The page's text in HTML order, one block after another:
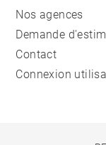
Nos agences
Demande
Contact
Connexion